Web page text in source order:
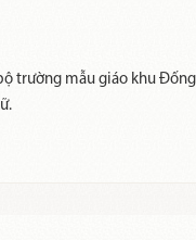
trường mẫu giáo khu